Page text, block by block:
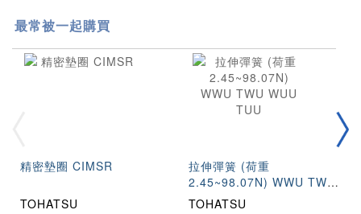
最常被一起購買
精密墊圈 CIMSR
TOHATSU
拉伸彈簧 (荷重
2.45~98.07N) WWU TWU
WUU TUU
TOHATSU